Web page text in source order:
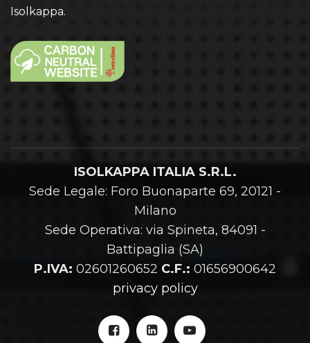
Isolkappa.
ISOLKAPPA ITALIA S.R.L.
Sede Legale: Foro Buonaparte 69, 20121 -
Milano
Sede Operativa: via Spineta, 84091 -
Battipaglia (SA)
P.IVA: 02601260652 C.F.: 01656900642
privacy policy